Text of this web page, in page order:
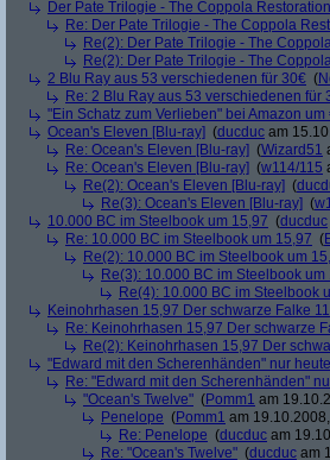
Der Pate Trilogie - The Coppola
Re: Der Pate Trilogie - The Coppola
Re(2): Der Pate Trilogie - The
Re(2): Der Pate Trilogie - The
2 Blu Ray aus 53 verschiedenen für 30€ (
Re: 2 Blu Ray aus 53 verschiedenen für
"Ein Schatz zum Verlieben" bei Amazon um
Ocean's Eleven [Blu-ray] (ducduc am
Re: Ocean's Eleven [Blu-ray] (Wizard51
Re: Ocean's Eleven [Blu-ray] (w114/115
Re(2): Ocean's Eleven [Blu-ray] (
Re(3): Ocean's Eleven [Blu-ray] (
10.000 BC im Steelbook um 15,97 (ducduc
Re: 10.000 BC im Steelbook um 15,97 (
Re(2): 10.000 BC im Steelbook um
Re(3): 10.000 BC im Steelbook um
Re(4): 10.000 BC im Steelbook
Keinohrhasen 15,97 Der schwarze Falke
Re: Keinohrhasen 15,97 Der schwarze
Re(2): Keinohrhasen 15,97 Der
"Edward mit den Scherenhänden" nur
Re: "Edward mit den Scherenhänden"
"Ocean's Twelve" (Pomm1 am
Penelope (Pomm1 am
Re: Penelope (ducduc am
Re: "Ocean's Twelve" (ducduc am